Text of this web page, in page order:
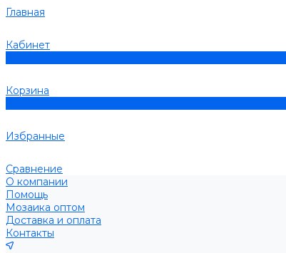
Главная
Кабинет
Корзина
Избранные
Сравнение
О компании
Помощь
Мозаика оптом
Доставка и оплата
Контакты